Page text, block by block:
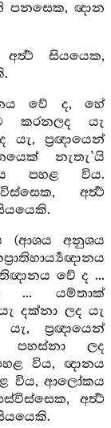
පනසෙක, ඥාන
සියයෙක,
වේ ද, හේ
කරනලද යැ
යැ, ප්‍රඥායෙන්
නැතැ’යි
පහළ විය.
අර්‍ත්‍ථ
(ආශය අනුශය
වේ ද ...
... යම්තාක්
දක්නා ලද යැ
ප්‍රඥායෙන්
පහස්නා ලද
විය, ඥානය
විය, ආලෝකය
අර්‍ත්‍ථ